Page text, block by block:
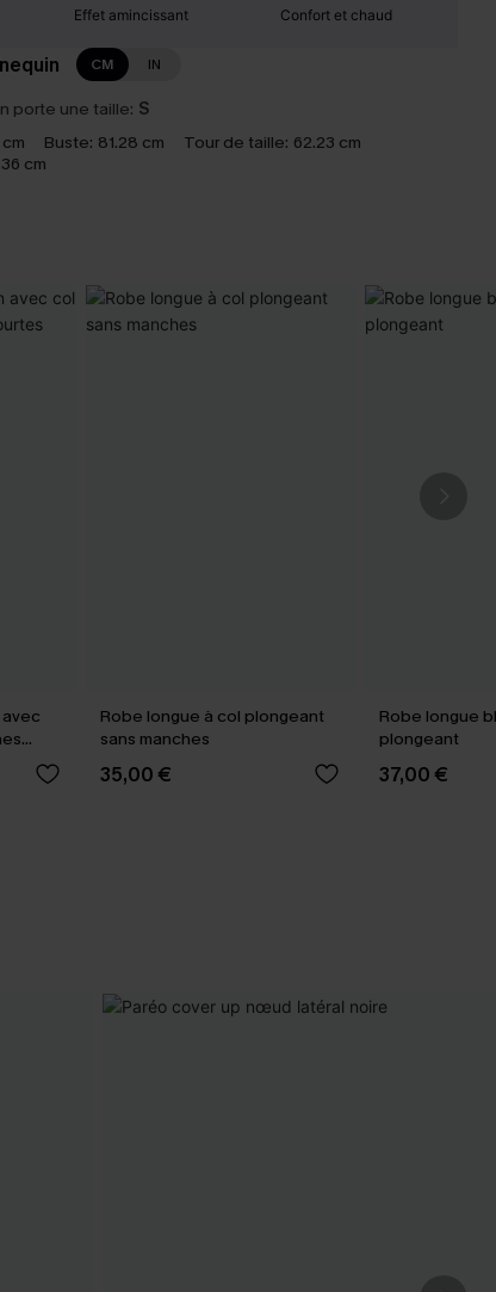
Effet amincissant Confort et chaud
CM IN
porte une taille: S
Buste: 81.28 cm Tour de taille: 62.23 cm
cm
Robe longue à col plongeant
sans manches
35,00 €
Robe longue
plongeant
37,00 €